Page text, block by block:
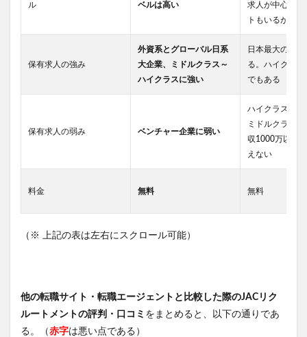
ル
ベルは高い
求人が中心。エ
トもいるがレ
保有求人の強み
外資系とグローバル日系
大企業、ミドルクラス～
ハイクラスに強い
日本最大の求人
る。ハイクラス
でもある
保有求人の弱み ベンチャー企業に弱い
ハイクラスはほ
ミドルクラス
収1000万以上
えない
料金 無料 無料
（※ 上記の表は左右にスクロール可能）
他の転職サイト・転職エージェントと比較した際のJACリク
ルートメントの評判・口コミ をまとめると、以下の通りであ
る。（赤字は悪い点である）